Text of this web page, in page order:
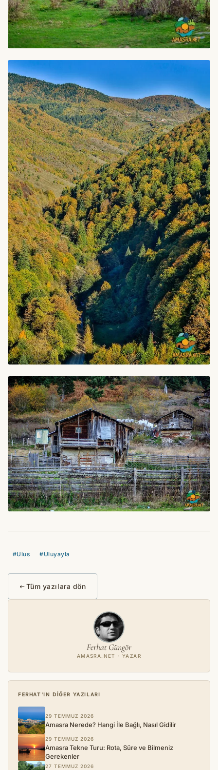
#Ulus #Uluyayla
Tüm yazılara dön
Ferhat Güngör
AMASRA.NET · YAZAR
FERHAT'IN DIĞER YAZILARI
29 TEMMUZ 2026
Amasra Nerede? Hangi İle Bağlı, Nasıl Gidilir
29 TEMMUZ 2026
Amasra Tekne Turu: Rota, Süre ve Bilmeniz
Gerekenler
27 TEMMUZ 2026